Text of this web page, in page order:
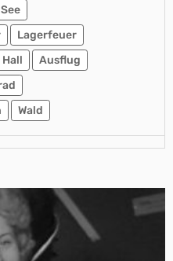
See
Lagerfeuer
Ausflug
Wald